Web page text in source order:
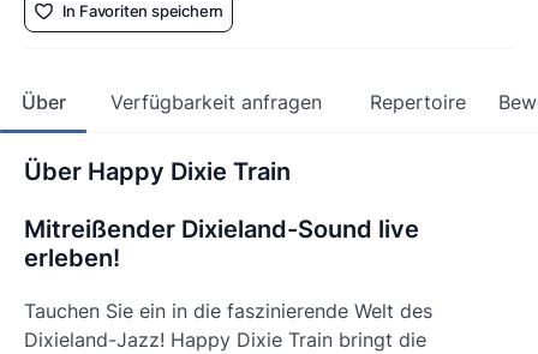
In Favoriten speichern
Über Verfügbarkeit anfragen Repertoire
Über Happy Dixie Train
Mitreißender Dixieland-Sound live
erleben!
Tauchen Sie ein in die faszinierende Welt des
Dixieland-Jazz! Happy Dixie Train bringt die